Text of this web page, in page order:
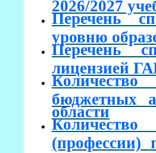
2026/2027
Перечень
уровню
Перечень
лицензией
бюджетных
области
(профессии)